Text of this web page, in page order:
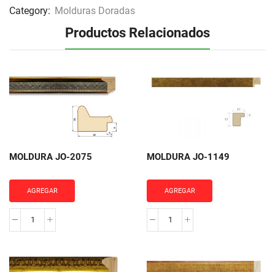
Category: Molduras Doradas
Productos Relacionados
MOLDURA JO-2075
AGREGAR
MOLDURA
2075
MOLDURA JO-1149
AGREGAR
MOLDURA